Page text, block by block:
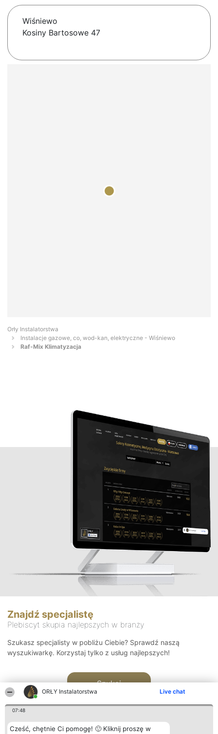
ORŁY Instalatorstwa Live chat
07:48
Cześć, chętnie Ci pomogę! 🙂 Kliknij proszę w
Wiśniewo
Kosiny Bartosowe 47
Orły Instalatorstwa
Instalacje gazowe, co, wod-kan, elektryczne - Wiśniewo
Raf-Mix Klimatyzacja
Znajdź specjalistę
Plebiscyt skupia najlepszych w branży
Szukasz specjalisty w pobliżu Ciebie? Sprawdź naszą
wyszukiwarkę. Korzystaj tylko z usług najlepszych!
Szukaj